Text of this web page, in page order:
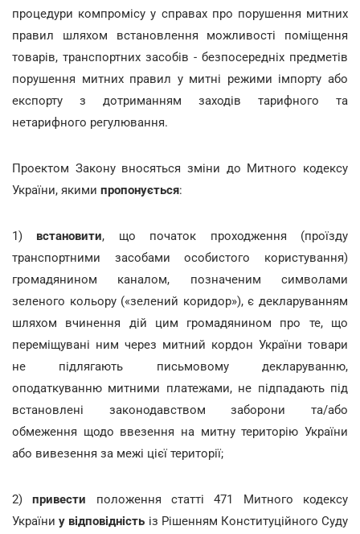
процедури компромісу у справах про порушення митних
правил шляхом встановлення можливості поміщення
товарів, транспортних засобів - безпосередніх предметів
порушення митних правил у митні режими імпорту або
експорту з дотриманням заходів тарифного та
нетарифного регулювання.
Проектом Закону вносяться зміни до Митного кодексу
України, якими пропонується:
1) встановити, що початок проходження (проїзду
транспортними засобами особистого користування)
громадянином каналом, позначеним символами
зеленого кольору («зелений коридор»), є декларуванням
шляхом вчинення дій цим громадянином про те, що
переміщувані ним через митний кордон України товари
не підлягають письмовому декларуванню,
оподаткуванню митними платежами, не підпадають під
встановлені законодавством заборони та/або
обмеження щодо ввезення на митну територію України
або вивезення за межі цієї території;
2)привести положення статті 471 Митного кодексу
Україниу відповідність із Рішенням Конституційного Суду